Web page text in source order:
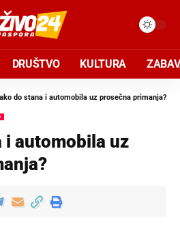
DRUŠTVO KULTURA
do stana i automobila uz prosečna primanja?
i automobila uz